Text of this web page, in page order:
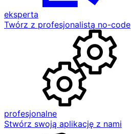
eksperta
Twórz z profesjonalistą no-code
profesjonalne
Stwórz swoją aplikację z nami